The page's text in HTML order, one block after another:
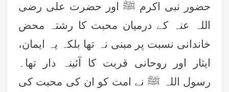
حضور نبی اکرم ﷺ اور حضرت علی رضی
اللہ عنہ کے درمیان محبت کا رشتہ محض
خاندانی نسبت پر مبنی نہ تھا بلکہ یہ ایمان،
ایثار اور روحانی قربت کا آئینہ دار تھا۔
رسول اللہ ﷺ نے امت کو ان کی محبت کی